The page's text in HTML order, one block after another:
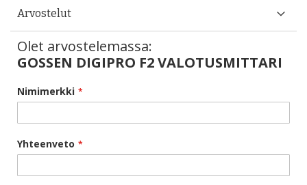
Arvostelut
Olet arvostelemassa:
GOSSEN DIGIPRO F2 VALOTUSMITTARI
Nimimerkki
Yhteenveto